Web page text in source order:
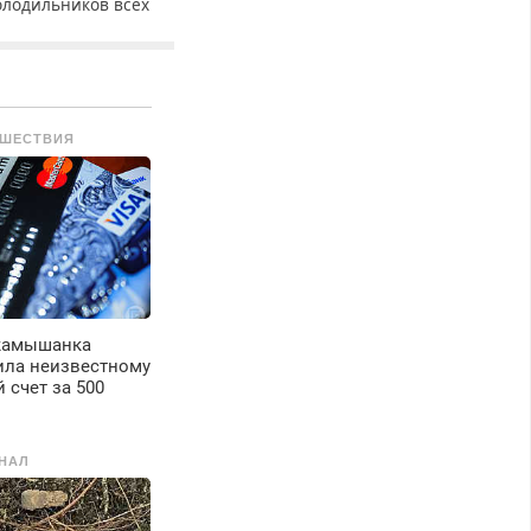
Скидка.
бесплатный.
неизвестному
счет за 500